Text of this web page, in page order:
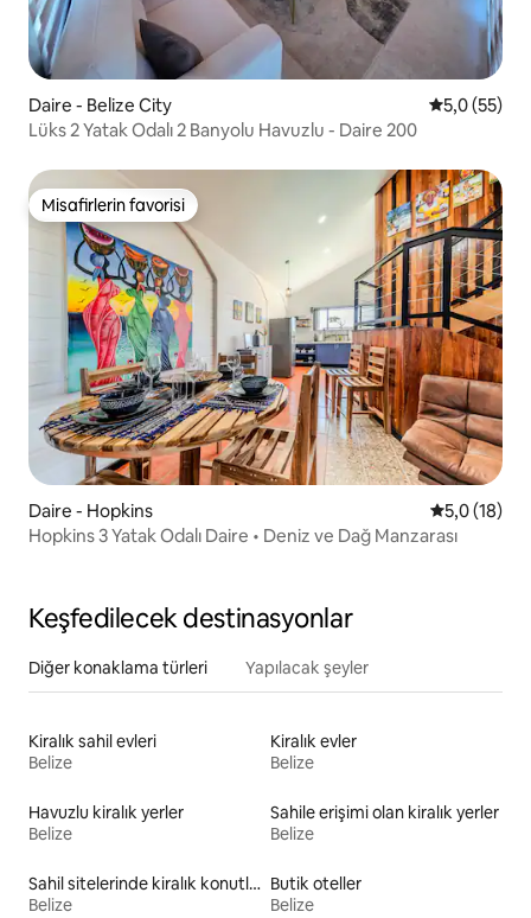
Daire - Belize City 5 üzerinden
5,0 (55)
Lüks 2 Yatak Odalı 2 Banyolu Havuzlu - Daire 200
Misafirlerin favorisi
Misafirlerin favorisi
Daire - Hopkins 55,0 (18)
Hopkins 3 Yatak Odalı Daire • Deniz ve Dağ Manzarası
Keşfedilecek destinasyonlar
Diğer konaklama türleri Yapılacak şeyler
Kiralık sahil evleri
Belize
Kiralık evler
Belize
Havuzlu kiralık yerler
Belize
Sahile erişimi olan kiralık yerler
Belize
Sahil sitelerinde kiralık konutlar
Belize
Butik oteller
Belize